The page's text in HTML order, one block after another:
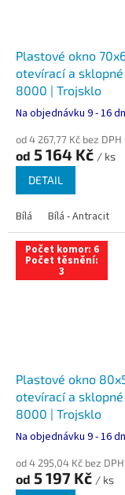
Plastové okno
otevírací a sklopné
8000 | Trojsklo
Na objednávku 9 - 16
od 4 267,77 Kč bez DPH
od 5 164 Kč / ks
DETAIL
Bílá Bílá - Antracit
Počet komor: 6
Počet těsnění:
3
Plastové okno
otevírací a sklopné
8000 | Trojsklo
Na objednávku 9 - 16
od 4 295,04 Kč bez DPH
od 5 197 Kč / ks